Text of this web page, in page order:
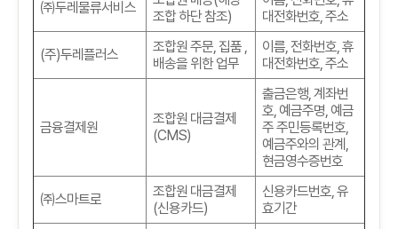
㈜두레물류서비스
조합 하단 참조)
대전화번호,주소
(주)두레플러스 조합원 주문, 집품 ,
배송을 위한 업무
이름, 전화번호,휴
대전화번호,주소
금융결제원
조합원 대금결제
(CMS)
출금은행,계좌번
호, 예금주명, 예금
주 주민등록번호,
예금주와의 관계 ,
현금영수증번호
㈜스마트로
조합원 대금결제
(신용카드)
신용카드번호,유
효기간